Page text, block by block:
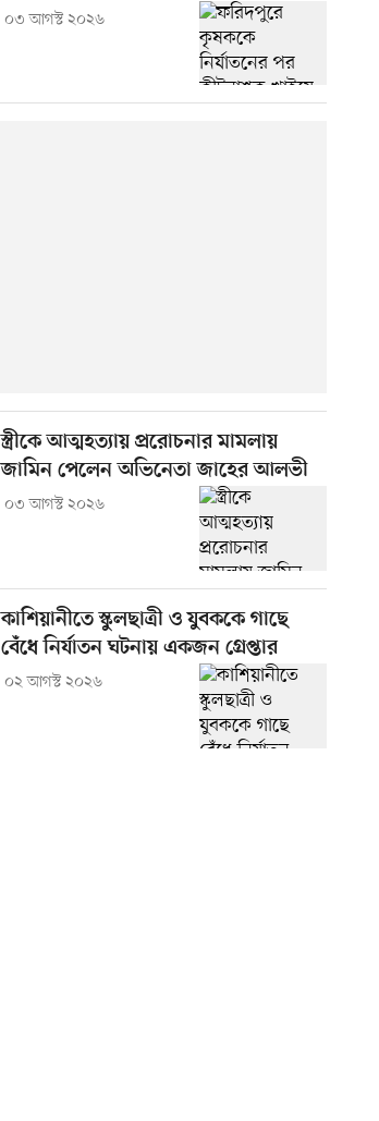
০৩ আগস্ট ২০২৬
স্ত্রীকে আত্মহত্যায় প্ররোচনার মামলায়
জামিন পেলেন অভিনেতা জাহের আলভী
০৩ আগস্ট ২০২৬
কাশিয়ানীতে স্কুলছাত্রী ও যুবককে গাছে
বেঁধে নির্যাতন ঘটনায় একজন গ্রেপ্তার
০২ আগস্ট ২০২৬